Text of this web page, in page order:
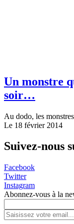
Un monstre
soir…
Au dodo, les
Le 18 février 2014
Suivez-nous
Facebook
Twitter
Instagram
Abonnez-vous à la